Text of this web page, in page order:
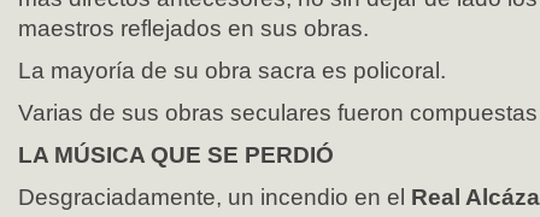
maestros reflejados en sus obras.
La mayoría de su obra sacra es policoral.
Varias de sus obras seculares fueron
LA MÚSICA QUE SE PERDIÓ
Desgraciadamente, un incendio en el Real